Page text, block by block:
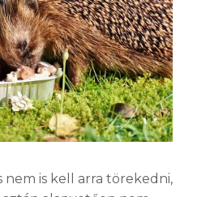
nem is kell arra törekedni,